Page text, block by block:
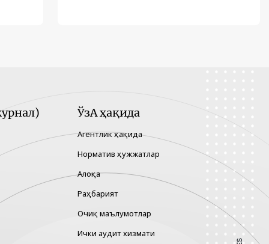
ЎзА ҳақида
Агентлик ҳақида
Норматив ҳужжатлар
Алоқа
Раҳбарият
Очиқ маълумотлар
Ички аудит хизмати